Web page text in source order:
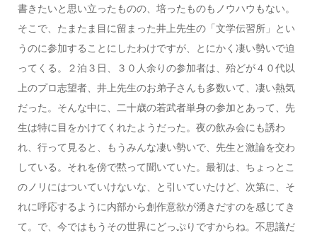
書きたいと思い立ったものの、培ったものもノウハウもない。
そこで、たまたま目に留まった井上先生の「文学伝習所」とい
うのに参加することにしたわけですが、とにかく凄い勢いで迫
ってくる。２泊３日、３０人余りの参加者は、殆どが４０代以
上のプロ志望者、井上先生のお弟子さんも多数いて、凄い熱気
だった。そんな中に、二十歳の若武者単身の参加とあって、先
生は特に目をかけてくれたようだった。夜の飲み会にも誘わ
れ、行って見ると、もうみんな凄い勢いで、先生と激論を交わ
している。それを傍で黙って聞いていた。最初は、ちょっとこ
のノリにはついていけないな、と引いていたけど、次第に、そ
れに呼応するように内部から創作意欲が湧きだすのを感じてき
て。で、今ではもうその世界にどっぷりですからね。不思議だ